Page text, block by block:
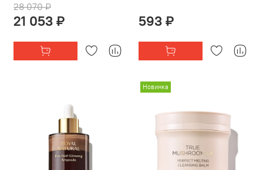
28 070 ₽
21 053 ₽ 593 ₽
Новинка